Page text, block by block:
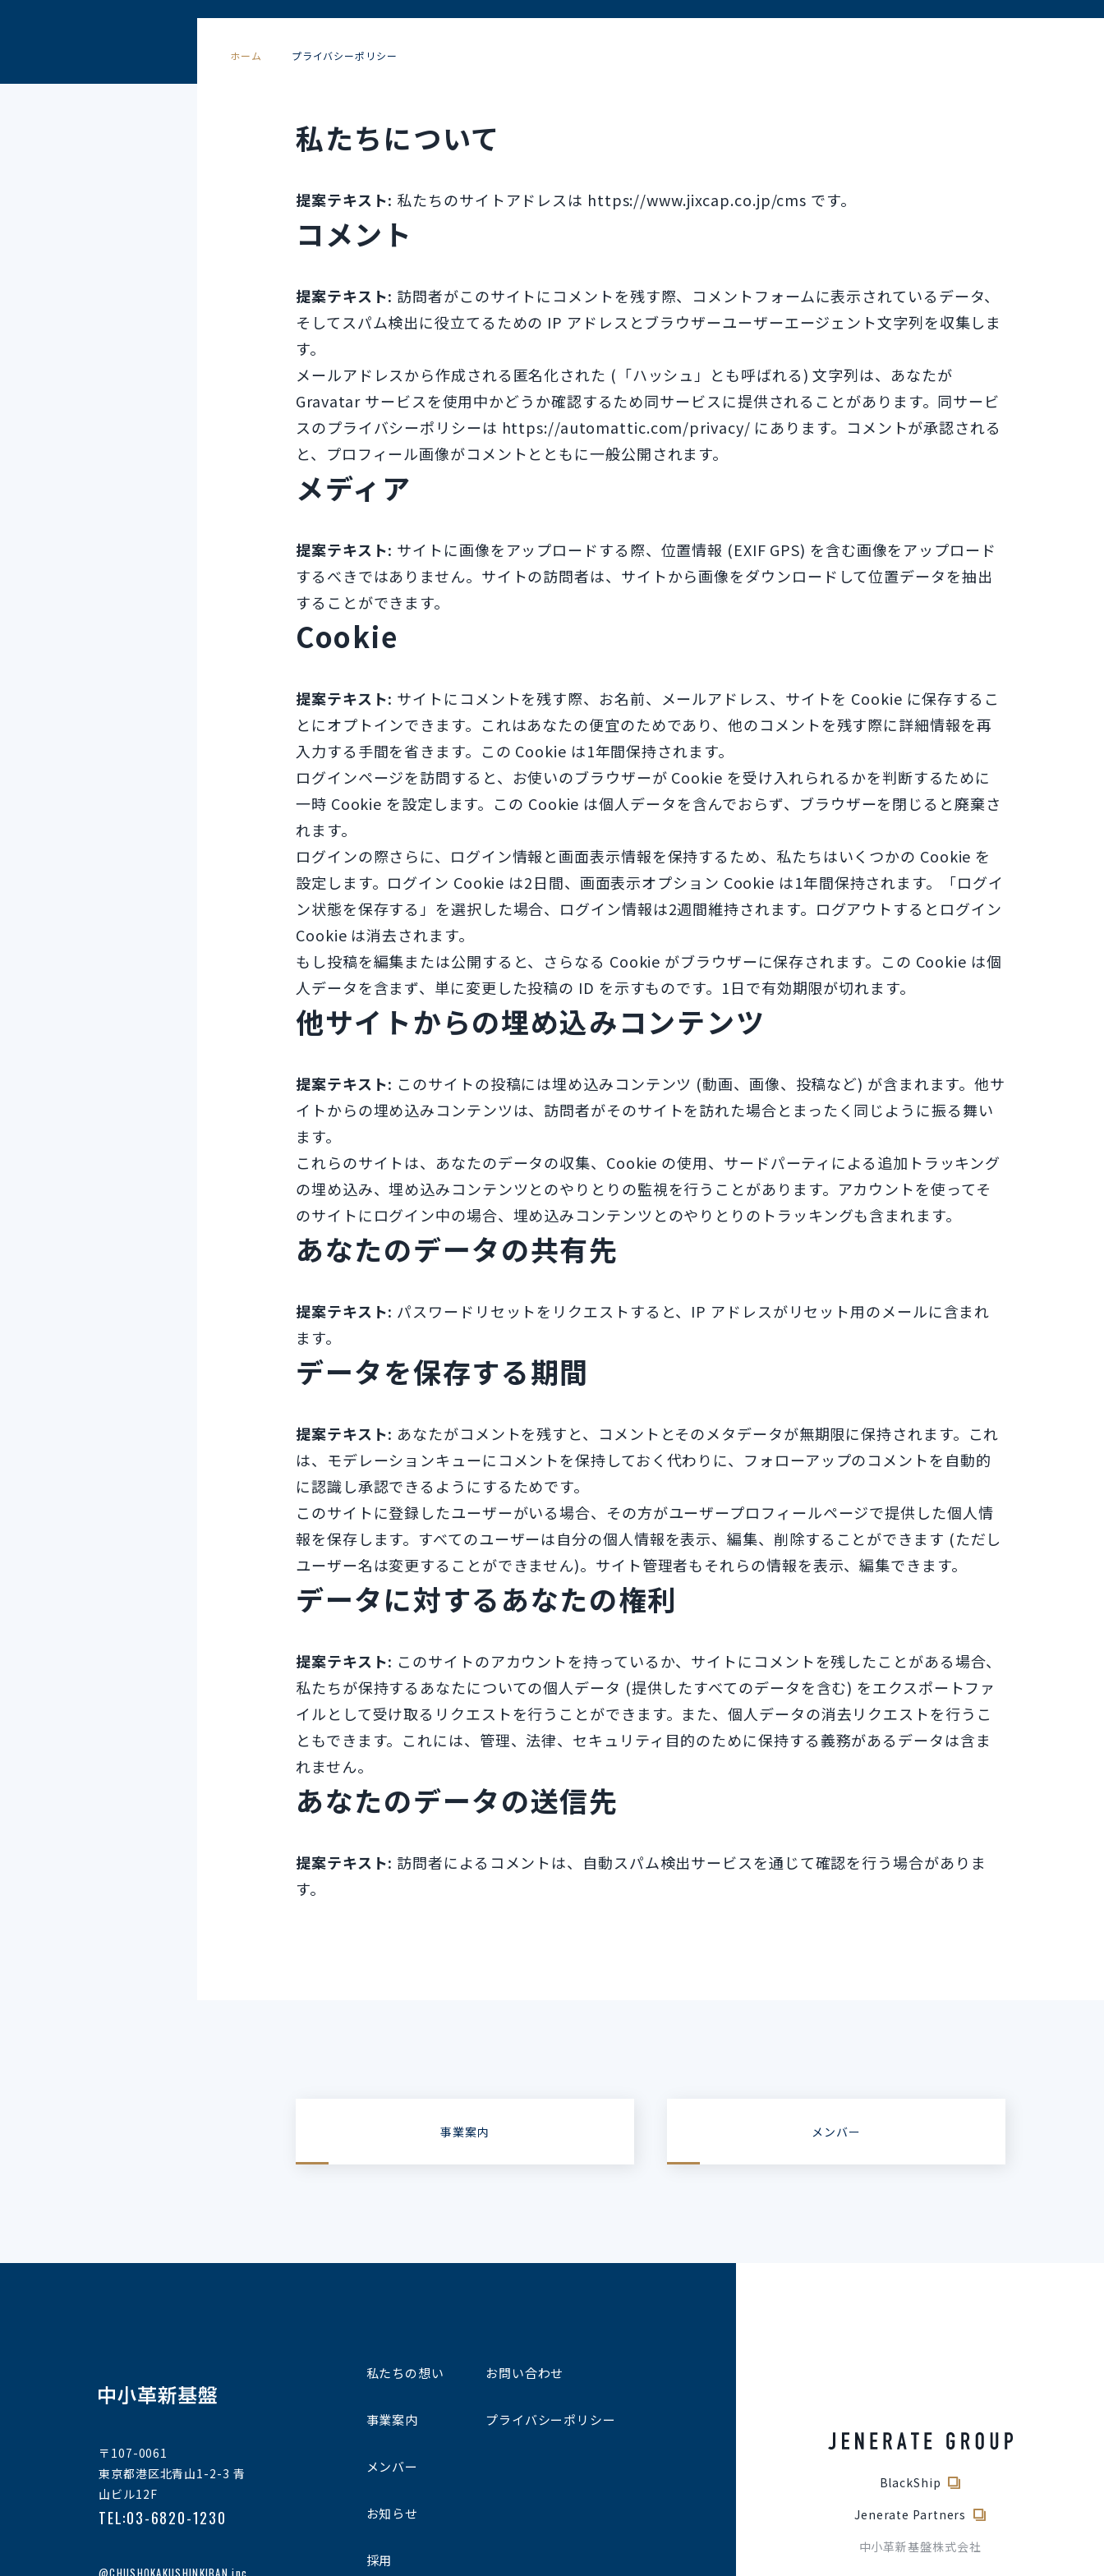
ホーム プライバシーポリシー
私たちについて
提案テキスト: 私たちのサイトアドレスは https://www.jixcap.co.jp/cms です。
コメント
提案テキスト: 訪問者がこのサイトにコメントを残す際、コメントフォームに表示されているデータ、
そしてスパム検出に役立てるための IP アドレスとブラウザーユーザーエージェント文字列を収集しま
す。
メールアドレスから作成される匿名化された (「ハッシュ」とも呼ばれる) 文字列は、あなたが
Gravatar サービスを使用中かどうか確認するため同サービスに提供されることがあります。同サービ
スのプライバシーポリシーは https://automattic.com/privacy/ にあります。コメントが承認される
と、プロフィール画像がコメントとともに一般公開されます。
メディア
提案テキスト: サイトに画像をアップロードする際、位置情報 (EXIF GPS) を含む画像をアップロード
するべきではありません。サイトの訪問者は、サイトから画像をダウンロードして位置データを抽出
することができます。
Cookie
提案テキスト: サイトにコメントを残す際、お名前、メールアドレス、サイトを Cookie に保存するこ
とにオプトインできます。これはあなたの便宜のためであり、他のコメントを残す際に詳細情報を再
入力する手間を省きます。この Cookie は1年間保持されます。
ログインページを訪問すると、お使いのブラウザーが Cookie を受け入れられるかを判断するために
一時 Cookie を設定します。この Cookie は個人データを含んでおらず、ブラウザーを閉じると廃棄さ
れます。
ログインの際さらに、ログイン情報と画面表示情報を保持するため、私たちはいくつかの Cookie を
設定します。ログイン Cookie は2日間、画面表示オプション Cookie は1年間保持されます。「ログイ
ン状態を保存する」を選択した場合、ログイン情報は2週間維持されます。ログアウトするとログイン
Cookie は消去されます。
もし投稿を編集または公開すると、さらなる Cookie がブラウザーに保存されます。この Cookie は個
人データを含まず、単に変更した投稿の ID を示すものです。1日で有効期限が切れます。
他サイトからの埋め込みコンテンツ
提案テキスト: このサイトの投稿には埋め込みコンテンツ (動画、画像、投稿など) が含まれます。他サ
イトからの埋め込みコンテンツは、訪問者がそのサイトを訪れた場合とまったく同じように振る舞い
ます。
これらのサイトは、あなたのデータの収集、Cookie の使用、サードパーティによる追加トラッキング
の埋め込み、埋め込みコンテンツとのやりとりの監視を行うことがあります。アカウントを使ってそ
のサイトにログイン中の場合、埋め込みコンテンツとのやりとりのトラッキングも含まれます。
あなたのデータの共有先
提案テキスト: パスワードリセットをリクエストすると、IP アドレスがリセット用のメールに含まれ
ます。
データを保存する期間
提案テキスト: あなたがコメントを残すと、コメントとそのメタデータが無期限に保持されます。これ
は、モデレーションキューにコメントを保持しておく代わりに、フォローアップのコメントを自動的
に認識し承認できるようにするためです。
このサイトに登録したユーザーがいる場合、その方がユーザープロフィールページで提供した個人情
報を保存します。すべてのユーザーは自分の個人情報を表示、編集、削除することができます (ただし
ユーザー名は変更することができません)。サイト管理者もそれらの情報を表示、編集できます。
データに対するあなたの権利
提案テキスト: このサイトのアカウントを持っているか、サイトにコメントを残したことがある場合、
私たちが保持するあなたについての個人データ (提供したすべてのデータを含む) をエクスポートファ
イルとして受け取るリクエストを行うことができます。また、個人データの消去リクエストを行うこ
ともできます。これには、管理、法律、セキュリティ目的のために保持する義務があるデータは含ま
れません。
あなたのデータの送信先
提案テキスト: 訪問者によるコメントは、自動スパム検出サービスを通じて確認を行う場合がありま
す。
事業案内 メンバー
〒107-0061
東京都港区北青山1-2-3 青
山ビル12F
TEL:03-6820-1230
私たちの想い
事業案内
メンバー
お知らせ
採用
お問い合わせ
プライバシーポリシー
BlackShip
Jenerate Partners
中小革新基盤株式会社